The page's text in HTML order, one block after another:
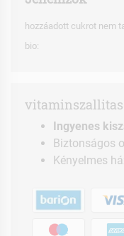
hozzáadott cukrot nem
bio:
Ingyenes
Biztonságos
Kényelmes